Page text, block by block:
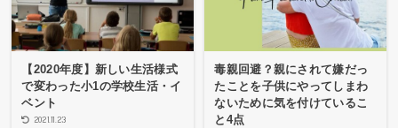
【2020年度】新しい生活様式
で変わった小1の学校生活・イ
ベント
2021.11.23
毒親回避？親にされて嫌だっ
たことを子供にやってしまわ
ないために気を付けているこ
と4点